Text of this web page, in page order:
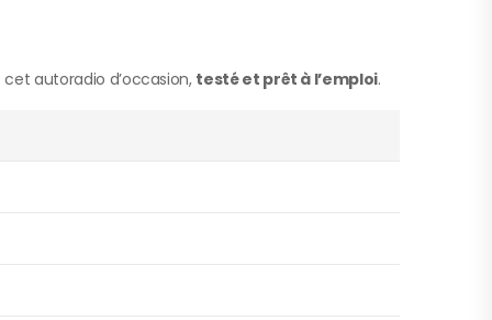
cet autoradio d’occasion, testé et prêt à l’emploi.